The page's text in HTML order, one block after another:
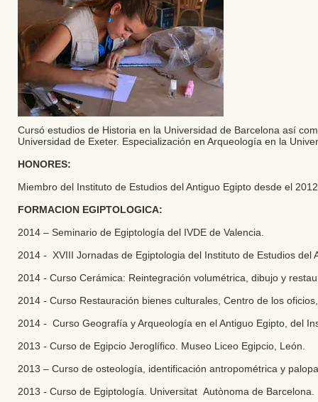
Cursó estudios de Historia en la Universidad de Barcelona así
Universidad de Exeter. Especialización en Arqueología en la
HONORES:
Miembro del Instituto de Estudios del Antiguo Egipto desde el
FORMACION EGIPTOLOGICA:
2014 – Seminario de Egiptología del IVDE de Valencia.
2014 - XVIII Jornadas de Egiptologia del Instituto de Estudios del
2014 - Curso Cerámica: Reintegración volumétrica, dibujo y
2014 - Curso Restauración bienes culturales, Centro de los
2014 - Curso Geografía y Arqueología en el Antiguo Egipto, del
2013 - Curso de Egipcio Jeroglífico. Museo Liceo Egipcio, León.
2013 – Curso de osteología, identificación antropométrica y
2013 - Curso de Egiptología. Universitat Autònoma de Barcelona.